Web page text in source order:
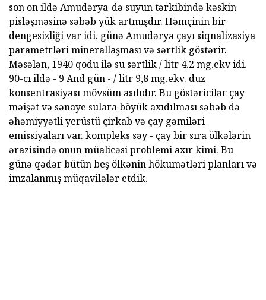
son on ildə Amudərya-də suyun tərkibində kəskin
pisləşməsinə səbəb yük artmışdır. Həmçinin bir
dengesizliği var idi. günə Amudərya çayı siqnalizasiya
parametrləri minerallaşması və sərtlik göstərir.
Məsələn, 1940 qodu ilə su sərtlik / litr 4.2 mg.ekv idi.
90-cı ildə - 9 And gün - / litr 9,8 mg.ekv. duz
konsentrasiyası mövsüm asılıdır. Bu göstəricilər çay
məişət və sənaye sulara böyük axıdılması səbəb də
əhəmiyyətli yerüstü çirkab və çay gəmiləri
emissiyaları var. kompleks səy - çay bir sıra ölkələrin
ərazisində onun müalicəsi problemi axır kimi. Bu
günə qədər bütün beş ölkənin hökumətləri planları və
imzalanmış müqavilələr etdik.